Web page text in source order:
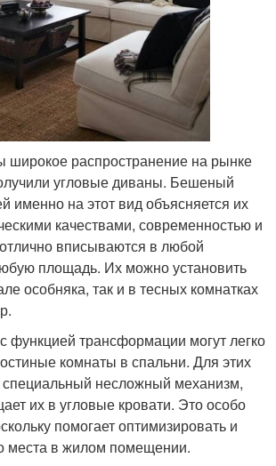
широкое распространение на рынке
угловые диваны. Бешеный
именно на этот вид объясняется их
качествами, современностью и
вписываются в любой
площадь. Их можно установить
особняка, так и в тесных комнатках
функцией трансформации могут легко
комнаты в спальни. Для этих
несложный механизм,
их в угловые кровати. Это особо
помогает оптимизировать и
места в жилом помещении.